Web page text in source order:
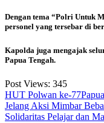
Dengan tema “Polri Untuk
personel yang tersebar di
Kapolda juga mengajak
Papua Tengah.
Post Views: 345
HUT Polwan ke-77
Post
Jelang Aksi Mimbar
Solidaritas Pelajar dan